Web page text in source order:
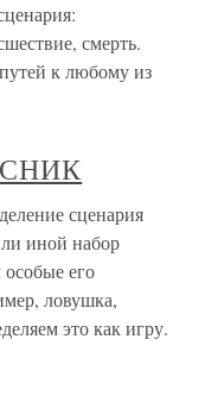
смерть.
к любому из
сценария
иной набор
его
ловушка,
это как игру.